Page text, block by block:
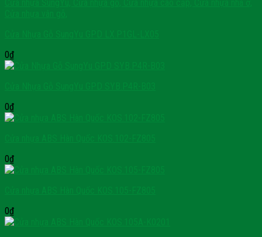
0₫
0₫
0₫
0₫